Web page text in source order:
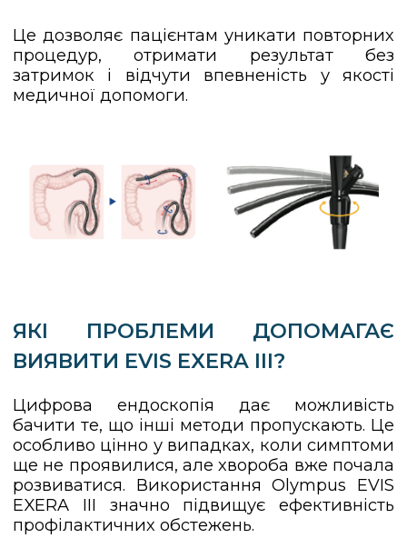
Це дозволяє пацієнтам уникати повторних
процедур, отримати результат без
затримок і відчути впевненість у якості
медичної допомоги.
ЯКІ ПРОБЛЕМИ ДОПОМАГАЄ
ВИЯВИТИ EVIS EXERA III?
Цифрова ендоскопія дає можливість
бачити те, що інші методи пропускають. Це
особливо цінно у випадках, коли симптоми
ще не проявилися, але хвороба вже почала
розвиватися. Використання Olympus EVIS
EXERA III значно підвищує ефективність
профілактичних обстежень.